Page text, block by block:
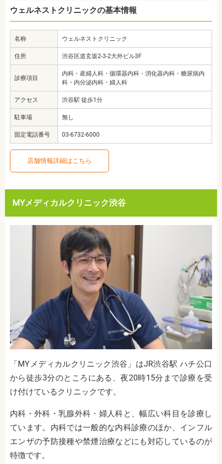
ウェルネストクリニックの基本情報
名称 ウェルネストクリニック
住所 渋谷区道玄坂2-3-2大外ビル3F
診療項目
内科・産婦人科・循環器内科・消化器内科・糖尿病内
科・内分泌内科・婦人科
アクセス 渋谷駅 徒歩1分
駐車場 無し
固定電話番号 03-6732-6000
店舗情報詳細はこちら
MYメディカルクリニック渋谷
「MYメディカルクリニック渋谷」はJR渋谷駅 ハチ公口
から徒歩3分のところにある、夜20時15分まで診療を受
け付けているクリニックです。
内科・外科・乳腺外科・婦人科と、幅広い科目を診療し
ています。内科では一般的な内科診療のほか、インフル
エンザの予防接種や禁煙治療などにも対応しているのが
特徴です。